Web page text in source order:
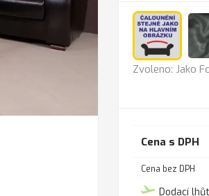
Jako
Zvoleno: Jako
Cena s DPH
Cena bez DPH
flight_takeoff Dodací